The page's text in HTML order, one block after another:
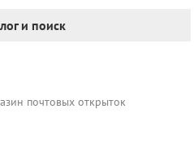
и поиск
почтовых открыток